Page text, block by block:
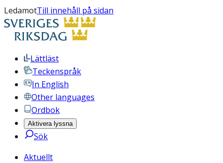
LedamotTill innehåll på sidan
Lättläst
Teckenspråk
In English
Other languages
Ordbok
Aktivera lyssna
Sök
Aktuellt